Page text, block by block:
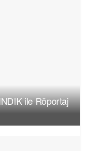
ile Röportaj